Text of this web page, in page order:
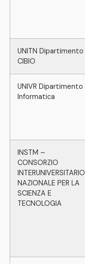
UNITN Dipartimento
CIBIO
UNIVR Dipartimento
Informatica
INSTM –
CONSORZIO
INTERUNIVERSITARIO
NAZIONALE PER LA
SCIENZA E
TECNOLOGIA